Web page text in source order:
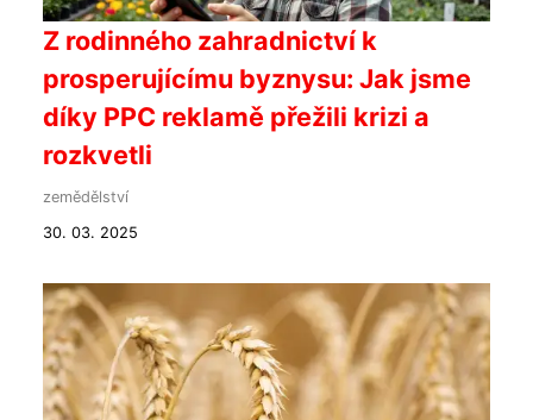
Z rodinného zahradnictví k
prosperujícímu byznysu: Jak jsme
díky PPC reklamě přežili krizi a
rozkvetli
zemědělství
30. 03. 2025